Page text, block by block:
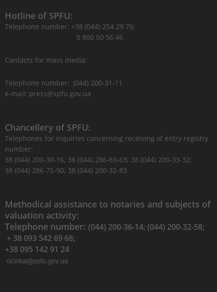
Hotline of SPFU:
Telephone number: +38 (044) 254 29 76;
0 800 50 56 46
Contacts for mass media:
Telephone number: (044) 200-31-11
e-mail: press@spfu.gov.ua
Chancellery of SPFU:
Telephones for inquiries concerning receiving of entry registry
number:
38 (044) 200-30-16; 38 (044) 286-69-63; 38 (044) 200-33-32;
38 (044) 286-75-90; 38 (044) 200-32-83
Methodical assistance to notaries and subjects of
valuation activity:
Telephone number: (044) 200-36-14; (044) 200-32-58;
+ 38 093 542 69 68;
+38 095 142 91 24